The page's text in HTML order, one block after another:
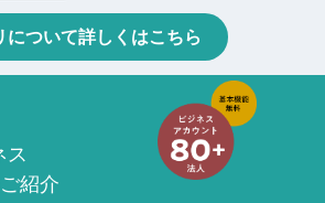
について詳しくはこちら
ス
紹介